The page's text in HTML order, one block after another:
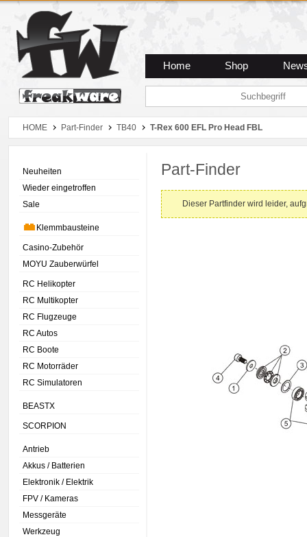
Zum Hauptmenue
Zum Seiteninhalt
Zum Warenkob
Home Shop
HOME Part-Finder TB40 T-Rex 600 EFL Pro Head FBL
Neuheiten
Wieder eingetroffen
Sale
Klemmbausteine
Casino-Zubehör
MOYU Zauberwürfel
RC Helikopter
RC Multikopter
RC Flugzeuge
RC Autos
RC Boote
RC Motorräder
RC Simulatoren
BEASTX
SCORPION
Antrieb
Akkus / Batterien
Elektronik / Elektrik
FPV / Kameras
Messgeräte
Werkzeug
Part-Finder
Dieser Partfinder wird leider,